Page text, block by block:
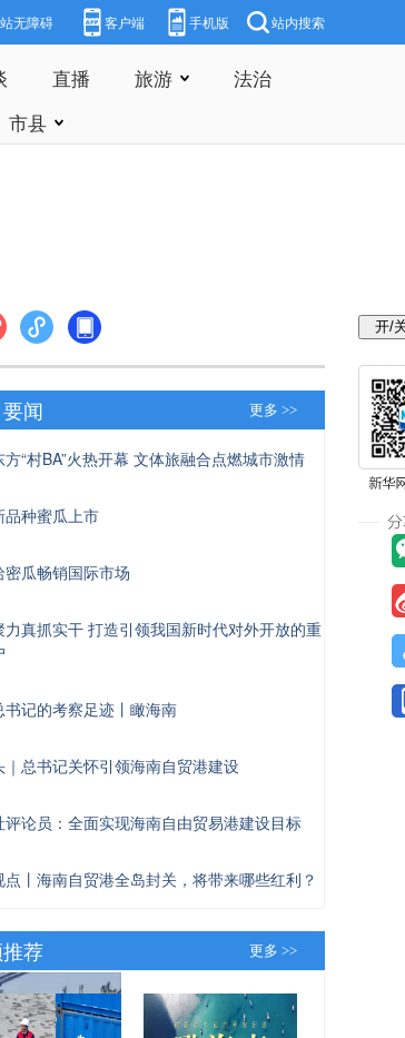
无障碍 客户端 手机版 站内搜索
直播 旅游
法治
市县
闻 更多 >>
方“村BA”火热开幕 文体旅融合点燃城市激情
品种蜜瓜上市
密瓜畅销国际市场
力真抓实干 打造引领我国新时代对外开放的重
书记的考察足迹丨瞰海南
｜总书记关怀引领海南自贸港建设
评论员：全面实现海南自由贸易港建设目标
点丨海南自贸港全岛封关，将带来哪些红利？
荐 更多 >>